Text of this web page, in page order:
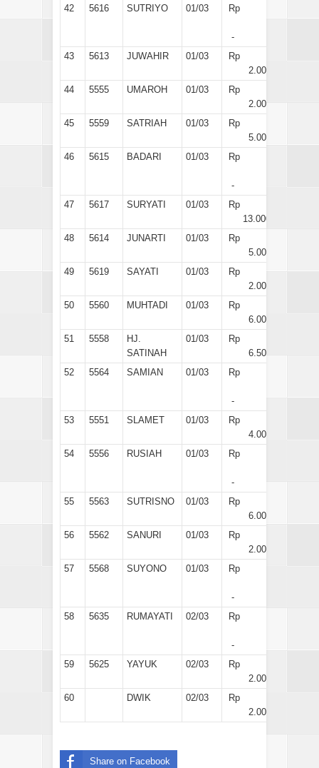
42 5616 SUTRIYO 01/03 Rp
-
43
5613 JUWAHIR 01/03
Rp
2.000
44
5555 UMAROH 01/03
Rp
2.000
45
5559 SATRIAH 01/03
Rp
5.000
46
5615 BADARI 01/03 Rp
-
47
5617 SURYATI 01/03
Rp
13.000
48
5614 JUNARTI 01/03
Rp
5.000
49
5619 SAYATI 01/03
Rp
2.000
50
5560 MUHTADI 01/03
Rp
6.000
51
5558
HJ.
SATINAH
01/03
Rp
6.500
52
5564 SAMIAN 01/03 Rp
-
53
5551 SLAMET 01/03
Rp
4.000
54
5556 RUSIAH 01/03 Rp
-
55
5563 SUTRISNO 01/03
Rp
6.000
56
5562 SANURI 01/03
Rp
2.000
57
5568 SUYONO 01/03 Rp
-
58
5635 RUMAYATI 02/03 Rp
-
59
5625 YAYUK 02/03
Rp
2.000
60
DWIK 02/03
Rp
2.000
Share on Facebook